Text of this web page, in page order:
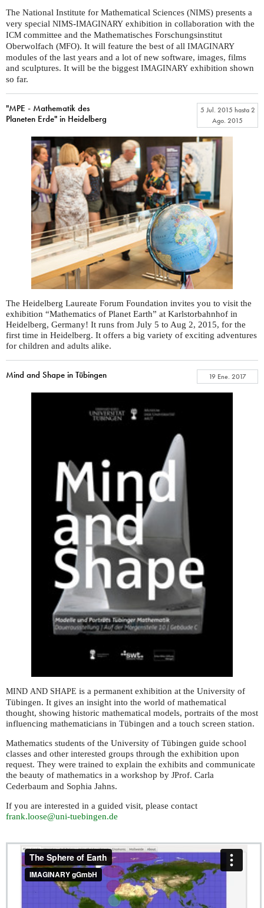
The National Institute for Mathematical Sciences (NIMS) presents a
very special NIMS-IMAGINARY exhibition in collaboration with the
ICM committee and the Mathematisches Forschungsinstitut
Oberwolfach (MFO). It will feature the best of all IMAGINARY
modules of the last years and a lot of new software, images, films
and sculptures. It will be the biggest IMAGINARY exhibition shown
so far.
"MPE - Mathematik des
Planeten Erde" in Heidelberg
5 Jul. 2015 hasta2
Ago. 2015
The Heidelberg Laureate Forum Foundation invites you to visit the
exhibition “Mathematics of Planet Earth” at Karlstorbahnhof in
Heidelberg, Germany! It runs from July 5 to Aug 2, 2015, for the
first time in Heidelberg. It offers a big variety of exciting adventures
for children and adults alike.
Mind and Shape in Tübingen 19 Ene. 2017
MIND AND SHAPE is a permanent exhibition at the University of
Tübingen. It gives an insight into the world of mathematical
thought, showing historic mathematical models, portraits of the most
influencing mathematicians in Tübingen and a touch screen station.
Mathematics students of the University of Tübingen guide school
classes and other interested groups through the exhibition upon
request. They were trained to explain the exhibits and communicate
the beauty of mathematics in a workshop by JProf. Carla
Cederbaum and Sophia Jahns.
If you are interested in a guided visit, please contact
frank.loose@uni-tuebingen.de